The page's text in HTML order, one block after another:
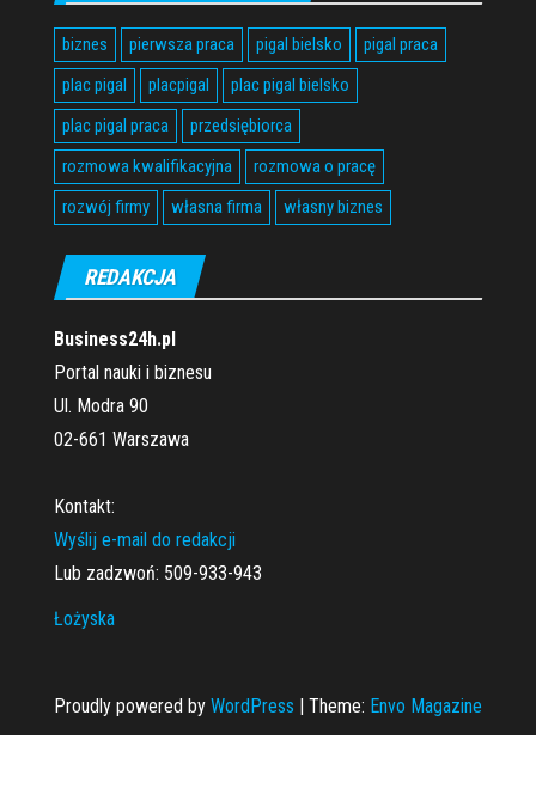
biznes pierwsza praca pigal bielsko
pigal praca
plac pigal
placpigal
plac pigal bielsko
plac pigal praca
przedsiębiorca
rozmowa kwalifikacyjna
rozmowa o pracę
rozwój firmy
własna firma własny biznes
REDAKCJA
Business24h.pl
Portal nauki i biznesu
Ul. Modra 90
02-661 Warszawa
Kontakt:
Wyślij e-mail do redakcji
Lub zadzwoń: 509-933-943
Łożyska
Proudly powered by WordPress | Theme: Envo Magazine